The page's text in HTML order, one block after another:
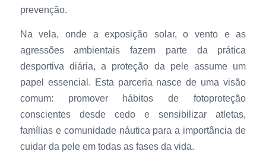
prevenção.
Na vela, onde a exposição solar, o vento e as
agressões ambientais fazem parte da prática
desportiva diária, a proteção da pele assume um
papel essencial. Esta parceria nasce de uma visão
comum: promover hábitos de fotoproteção
conscientes desde cedo e sensibilizar atletas,
famílias e comunidade náutica para a importância de
cuidar da pele em todas as fases da vida.